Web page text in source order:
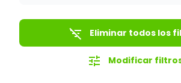
filter_list_off Eliminar todos los
tune Modificar